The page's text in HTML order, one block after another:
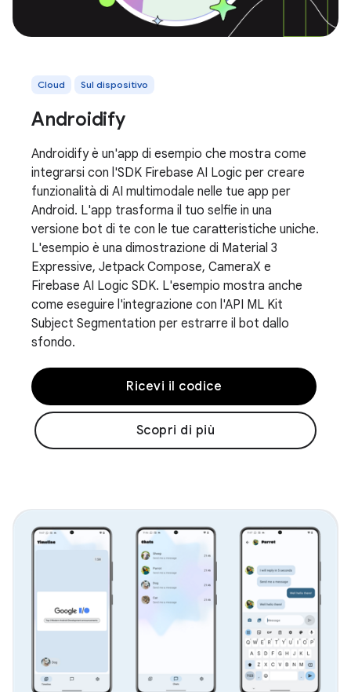
Cloud Sul dispositivo
Androidify
Androidify è un'app di esempio che mostra come
integrarsi con l'SDK Firebase AI Logic per creare
funzionalità di AI multimodale nelle tue app per
Android. L'app trasforma il tuo selfie in una
versione bot di te con le tue caratteristiche uniche.
L'esempio è una dimostrazione di Material 3
Expressive, Jetpack Compose, CameraX e
Firebase AI Logic SDK. L'esempio mostra anche
come eseguire l'integrazione con l'API ML Kit
Subject Segmentation per estrarre il bot dallo
sfondo.
Ricevi il codice
Scopri di più